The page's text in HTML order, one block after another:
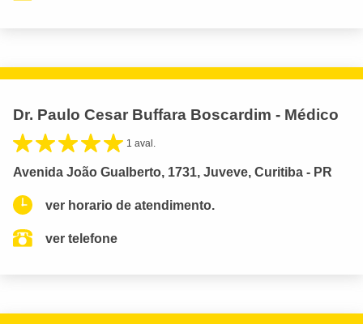
Dr. Paulo Cesar Buffara Boscardim - Médico
1 aval.
Avenida João Gualberto, 1731, Juveve, Curitiba - PR
ver horario de atendimento.
ver telefone